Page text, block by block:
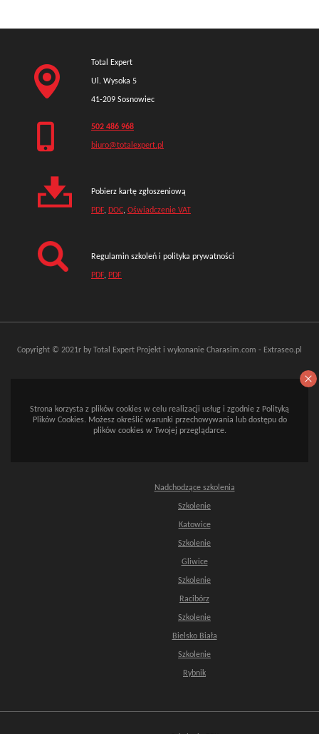
Total Expert
Ul. Wysoka 5
41-209 Sosnowiec
502 486 968
biuro@totalexpert.pl
Pobierz kartę zgłoszeniową
PDF, DOC, Oświadczenie VAT
Regulamin szkoleń i polityka prywatności
PDF, PDF
Copyright © 2021r by Total Expert Projekt i wykonanie Charasim.com - Extraseo.pl
Strona korzysta z plików cookies w celu realizacji usług i zgodnie z Polityką
Plików Cookies. Możesz określić warunki przechowywania lub dostępu do
plików cookies w Twojej przeglądarce.
Nadchodzące szkolenia
Szkolenie
Katowice
Szkolenie
Gliwice
Szkolenie
Racibórz
Szkolenie
Bielsko Biała
Szkolenie
Rybnik